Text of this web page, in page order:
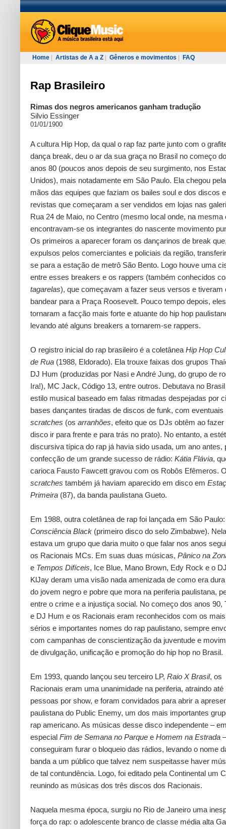
Home Artistas de A a Z Gêneros e movimentos FAQ
Rap Brasileiro
Rimas dos negros americanos ganham tradução
Silvio Essinger
01/01/1900
A cultura Hip Hop, da qual o rap faz parte junto com o
dança break, deu o ar da sua graça no Brasil no começo
anos 80 (poucos anos depois de seu surgimento, nos
Unidos), mais notadamente em São Paulo. Ela chegou
mãos das equipes que faziam os bailes soul e dos discos e
revistas que começaram a ser vendidos em lojas nas
Rua 24 de Maio, no Centro (mesmo local onde, na mesma
encontravam-se os integrantes do nascente movimento
Os primeiros a aparecer foram os dançarinos de break
expulsos pelos comerciantes e policiais da região,
se para a estação de metrô São Bento. Logo houve uma
entre esses breakers e os rappers (também conhecidos
tagarelas), que começavam a fazer seus versos e tiveram
bandear para a Praça Roosevelt. Pouco tempo depois,
tornaram a facção mais forte e atuante do hip hop
levando até alguns breakers a tornarem-se rappers.
O registro inicial do rap brasileiro é a coletânea Hip Hop
de Rua (1988, Eldorado). Ela trouxe faixas dos grupos
DJ Hum (produzidas por Nasi e André Jung, do grupo de
Ira!), MC Jack, Código 13, entre outros. Debutava no
estilo musical baseado em falas ritmadas despejadas por
bases dançantes tiradas de discos de funk, com eventuais
scratches (os arranhões, efeito que os DJs obtêm ao fazer
disco ir para frente e para trás no prato). No entanto, a
discursiva típica do rap já havia sido usada, um ano antes,
confecção de um grande sucesso de rádio: Kátia Flávia,
carioca Fausto Fawcett gravou com os Robôs Efêmeros.
scratches também já haviam aparecido em disco em
Primeira (87), da banda paulistana Gueto.
Em 1988, outra coletânea de rap foi lançada em São Paulo:
Consciência Black (primeiro disco do selo Zimbabwe).
estava um grupo que daria muito o que falar nos anos
os Racionais MCs. Em suas duas músicas, Pânico na
e Tempos Difíceis, Ice Blue, Mano Brown, Edy Rock e o
KlJay deram uma visão nada amenizada de como era
do jovem negro e pobre que mora na periferia paulistana,
entre o crime e a injustiça social. No começo dos anos 90,
e DJ Hum e os Racionais eram reconhecidos com os mais
sérios e importantes nomes do rap paulistano, sempre
com campanhas de conscientização da juventude e
de divulgação, unificação e promoção do hip hop no Brasil.
Em 1993, quando lançou seu terceiro LP, Raio X Brasil, os
Racionais eram uma unanimidade na periferia, atraindo até
pessoas por show, e foram convidados para abrir a
paulistana do Public Enemy, um dos mais importantes
rap americano. As músicas desse disco independente –
especial Fim de Semana no Parque e Homem na Estrada –
conseguiram furar o bloqueio das rádios, levando o nome
banda a um público que talvez nem suspeitasse haver
de tal contundência. Logo, foi editado pela Continental um
reunindo as músicas dos três discos dos Racionais.
Naquela mesma época, surgiu no Rio de Janeiro uma
força do rap: o adolescente branco de classe média alta